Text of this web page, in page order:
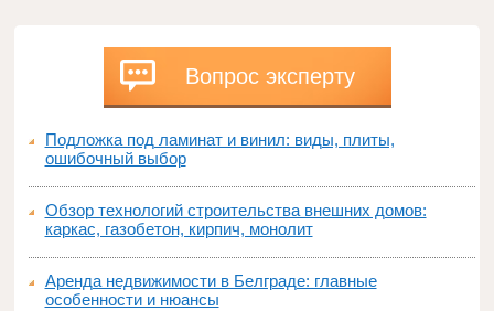
Вопрос эксперту
Подложка под ламинат и винил: виды, плиты,
ошибочный выбор
Обзор технологий строительства внешних домов:
каркас, газобетон, кирпич, монолит
Аренда недвижимости в Белграде: главные
особенности и нюансы